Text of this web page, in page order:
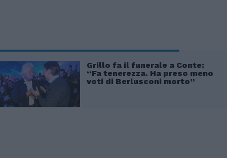
Grillo fa il funerale a Conte:
“Fa tenerezza. Ha preso meno
voti di Berlusconi morto”